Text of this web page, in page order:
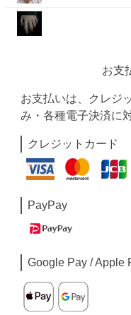
お支
お支払いは、クレジ
み・各種電子決済に
クレジットカード
PayPay
Google Pay / Apple